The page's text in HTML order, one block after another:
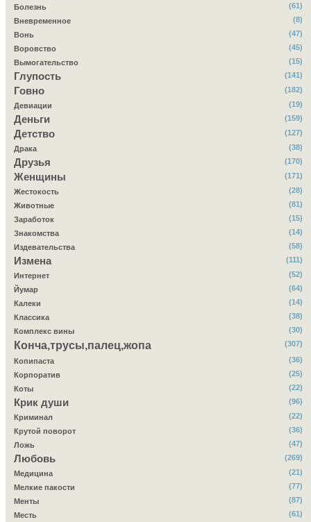
Болезнь
(61)
Вневременное
(8)
Вонь
(47)
Воровство
(45)
Вымогательство
(15)
Глупость (141)
Говно
(182)
Девиации
(19)
Деньги (159)
Детство
(127)
Драка
(38)
Друзья (170)
Женщины
(171)
Жестокость
(28)
Животные
(81)
Заработок
(15)
Знакомства
(14)
Издевательства
(58)
Измена
(111)
Интернет
(52)
Йумар
(64)
Калеки
(14)
Классика
(38)
Комплекс вины
(30)
Конча,трусы,палец,жопа (307)
Копипаста
(36)
Корпоратив
(25)
Коты
(22)
Крик души
(96)
Криминал
(22)
Крутой поворот
(36)
Ложь
(47)
Любовь
(269)
Медицина
(21)
Мелкие пакости
(77)
Менты
(87)
Месть
(61)